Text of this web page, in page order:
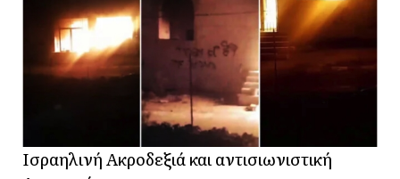
Ισραηλινή Ακροδεξιά και αντισιωνιστική